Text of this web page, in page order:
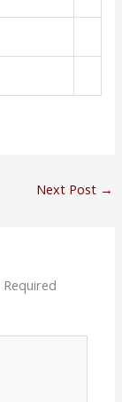
Next Post →
Required